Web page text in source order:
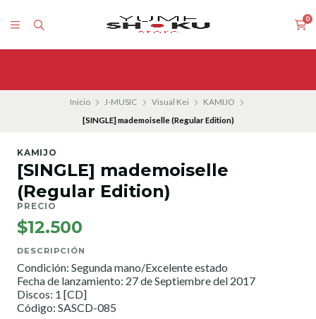
0
Inicio J-MUSIC Visual Kei
KAMIJO
[SINGLE] mademoiselle (Regular Edition)
KAMIJO
[SINGLE] mademoiselle
(Regular Edition)
PRECIO
$12.500
DESCRIPCIÓN
Condición: Segunda mano/Excelente estado
Fecha de lanzamiento: 27 de Septiembre del 2017
Discos: 1 [CD]
Código: SASCD-085